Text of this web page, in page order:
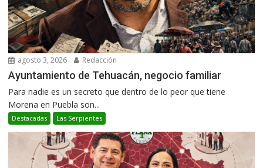
agosto 3, 2026 Redacción
Ayuntamiento de Tehuacán, negocio familiar
Para nadie es un secreto que dentro de lo peor que tiene
Morena en Puebla son...
Destacadas Las Serpientes